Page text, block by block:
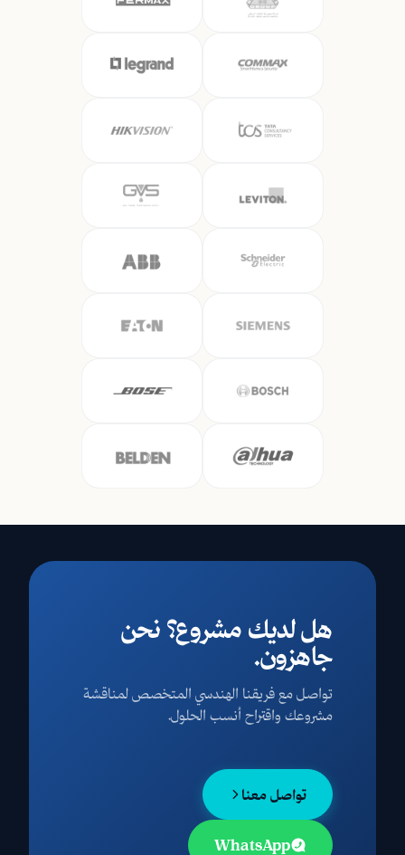
هل لديك مشروع؟ نحن
جاهزون.
تواصل مع فريقنا الهندسي المتخصص لمناقشة
مشروعك واقتراح أنسب الحلول.
تواصل معنا
WhatsApp